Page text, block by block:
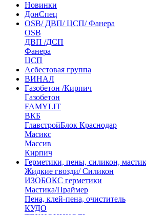
Новинки
ДонСпец
OSB/ ДВП/ ЦСП/ Фанера
OSB
ДВП /ДСП
Фанера
ЦСП
Асбестовая группа
ВИНАЛ
Газобетон /Кирпич
Газобетон
FAMYLIT
ВКБ
ГлавстройБлок Краснодар
Масикс
Массив
Кирпич
Герметики, пены, силикон,
Жидкие гвозди/ Силикон
ИЗОБОКС герметики
Мастика/Праймер
Пена, клей-пена, очиститель
КУДО